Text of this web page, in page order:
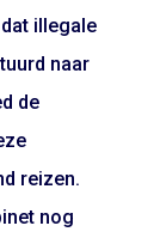
illegale
naar
de
reizen.
nog